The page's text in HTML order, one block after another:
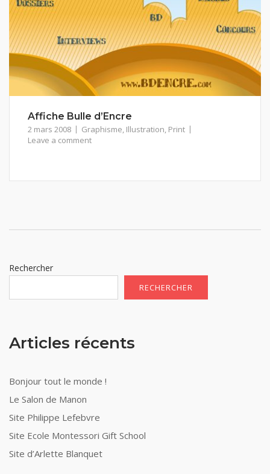
Affiche Bulle d’Encre
2 mars 2008 Graphisme Illustration Print
Leave a comment
Rechercher
RECHERCHER
Articles récents
Bonjour tout le monde !
Le Salon de Manon
Site Philippe Lefebvre
Site Ecole Montessori Gift School
Site d’Arlette Blanquet